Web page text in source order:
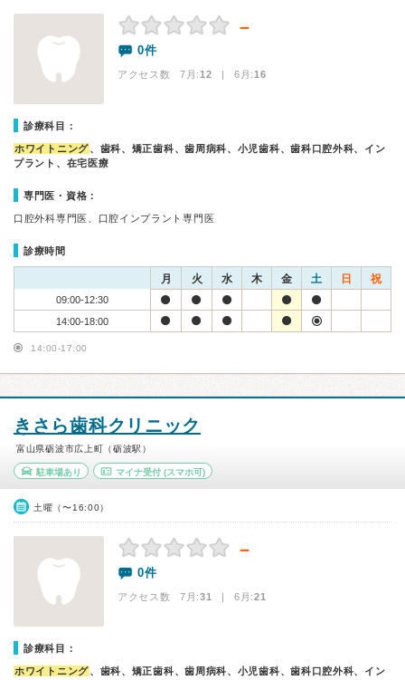
－
0件
アクセス数 7月:12 | 6月:16
診療科目：
ホワイトニング、歯科、矯正歯科、歯周病科、小児歯科、歯科口腔外科、イン
プラント、在宅医療
専門医・資格：
口腔外科専門医、口腔インプラント専門医
診療時間
月 火 水 木 金 土 日 祝
09:00-12:30
14:00-18:00
14:00-17:00
きさら歯科クリニック
富山県砺波市広上町（砺波駅）
駐車場あり マイナ受付(スマホ可)
土曜（〜16:00）
－
0件
アクセス数 7月:31 | 6月:21
診療科目：
ホワイトニング、歯科、矯正歯科、歯周病科、小児歯科、歯科口腔外科、イン